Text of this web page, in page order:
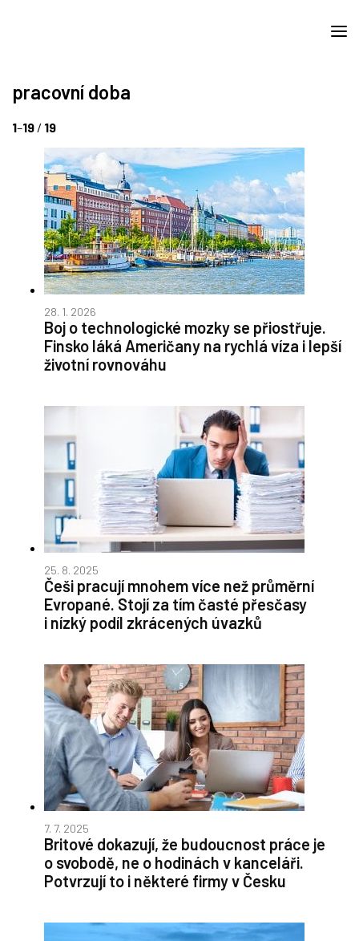
pracovní doba
1–19 / 19
28. 1. 2026
Boj o technologické mozky se přiostřuje.
Finsko láká Američany na rychlá víza i lepší
životní rovnováhu
25. 8. 2025
Češi pracují mnohem více než průměrní
Evropané. Stojí za tím časté přesčasy
i nízký podíl zkrácených úvazků
7. 7. 2025
Britové dokazují, že budoucnost práce je
o svobodě, ne o hodinách v kanceláři.
Potvrzují to i některé firmy v Česku